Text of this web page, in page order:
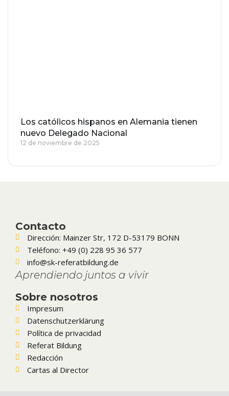
Los católicos hispanos en Alemania tienen
nuevo Delegado Nacional
12 de noviembre de 2025
Contacto
Dirección: Mainzer Str, 172 D-53179 BONN
Teléfono: +49 (0) 228 95 36 577
info@sk-referatbildung.de
Aprendiendo juntos a vivir
Sobre nosotros
Impresum
Datenschutzerklärung
Política de privacidad
Referat Bildung
Redacción
Cartas al Director